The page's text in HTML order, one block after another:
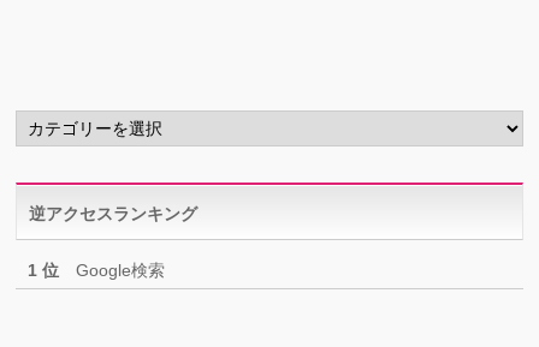
カ
テ
リ
ー逆アクセスランキング
1 位 Google検索